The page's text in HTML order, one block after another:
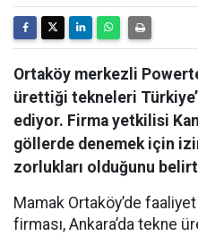
Ortaköy merkezli
ürettiği tekneleri
ediyor. Firma yetkilisi
göllerde denemek için
zorlukları olduğunu
Mamak Ortaköy’de
firması, Ankara’da tekne